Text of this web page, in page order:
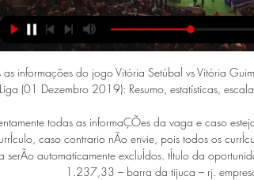
as informações do jogo Vitória Setúbal vs Vitória
Liga (01 Dezembro 2019): Resumo, estatísticas,
todas as informaÇÕes da vaga e caso
caso contrario nÃo envie, pois todos os
serÃo automaticamente excluÍdos. tÍtulo da
1.237,33 – barra da tijuca – rj.